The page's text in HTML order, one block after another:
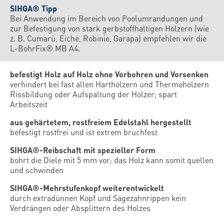
SIHGA® Tipp
Bei Anwendung im Bereich von Poolumrandungen und
zur Befestigung von stark gerbstoffhaltigen Hölzern (wie
z. B. Cumarù, Eiche, Robinie, Garapa) empfehlen wir die
L-BohrFix® MB A4.
befestigt Holz auf Holz ohne Vorbohren und Vorsenken
verhindert bei fast allen Harthölzern und Thermohölzern
Rissbildung oder Aufspaltung der Hölzer; spart
Arbeitszeit
aus gehärtetem, rostfreiem Edelstahl hergestellt
befestigt rostfrei und ist extrem bruchfest
SIHGA®-Reibschaft mit spezieller Form
bohrt die Diele mit 5 mm vor; das Holz kann somit quellen
und schwinden
SIHGA®-Mehrstufenkopf weiterentwickelt
durch extradünnen Kopf und Sägezahnrippen kein
Verdrängen oder Absplittern des Holzes